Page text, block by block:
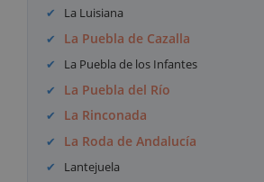
La Luisiana
La Puebla de Cazalla
La Puebla de los Infantes
La Puebla del Río
La Rinconada
La Roda de Andalucía
Lantejuela